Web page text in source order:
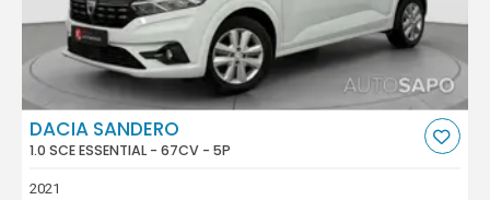
DACIA SANDERO
1.0 SCE ESSENTIAL - 67CV - 5P
2021